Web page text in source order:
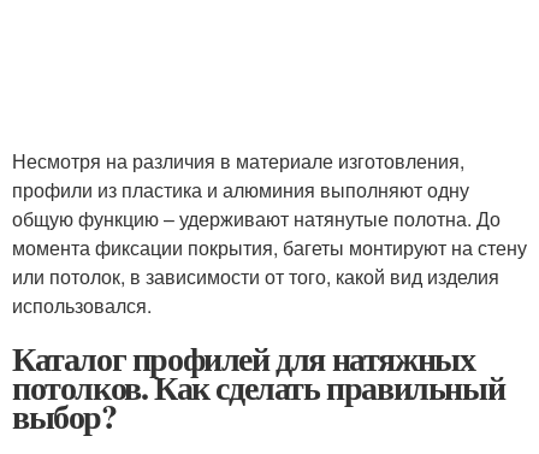
Несмотря на различия в материале изготовления,
профили из пластика и алюминия выполняют одну
общую функцию – удерживают натянутые полотна. До
момента фиксации покрытия, багеты монтируют на стену
или потолок, в зависимости от того, какой вид изделия
использовался.
Каталог профилей для натяжных
потолков. Как сделать правильный
выбор?